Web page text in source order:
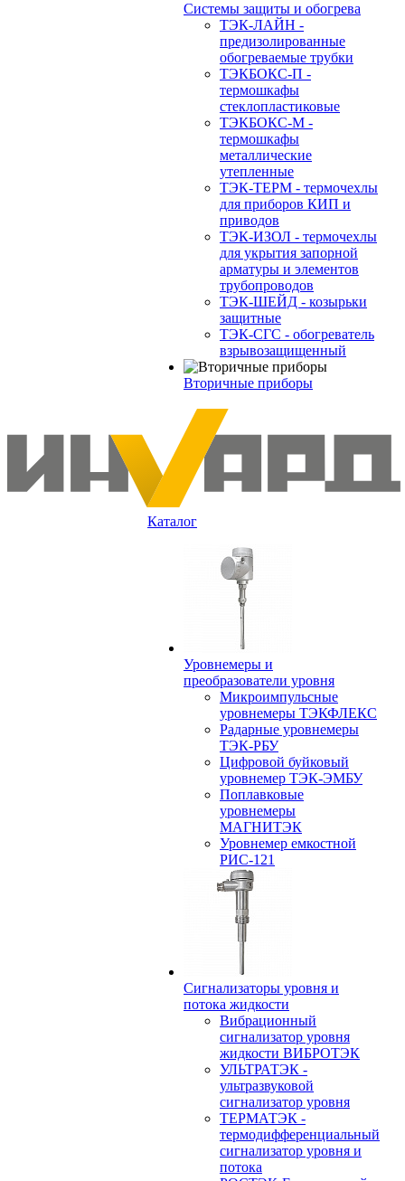
Системы защиты и обогрева
ТЭК-ЛАЙН -
предизолированные
обогреваемые трубки
ТЭКБОКС-П -
термошкафы
стеклопластиковые
ТЭКБОКС-М -
термошкафы
металлические
утепленные
ТЭК-ТЕРМ - термочехлы
для приборов КИП и
приводов
ТЭК-ИЗОЛ - термочехлы
для укрытия запорной
арматуры и элементов
трубопроводов
ТЭК-ШЕЙД - козырьки
защитные
ТЭК-СГС - обогреватель
взрывозащищенный
Вторичные приборы
Каталог
Уровнемеры и
преобразователи уровня
Микроимпульсные
уровнемеры ТЭКФЛЕКС
Радарные уровнемеры
ТЭК-РБУ
Цифровой буйковый
уровнемер ТЭК-ЭМБУ
Поплавковые
уровнемеры
МАГНИТЭК
Уровнемер емкостной
РИС-121
Сигнализаторы уровня и
потока жидкости
Вибрационный
сигнализатор уровня
жидкости ВИБРОТЭК
УЛЬТРАТЭК -
ультразвуковой
сигнализатор уровня
ТЕРМАТЭК -
термодифференциальный
сигнализатор уровня и
потока